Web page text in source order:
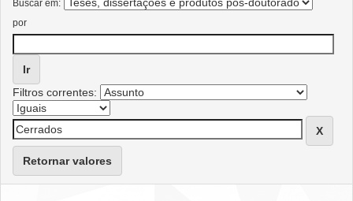
Buscar em:
por
Filtros correntes:
Retornar valores